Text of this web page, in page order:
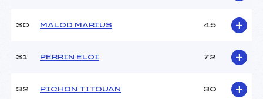
30 MALOD MARIUS 45
31 PERRIN ELOI 72
32 PICHON TITOUAN 30